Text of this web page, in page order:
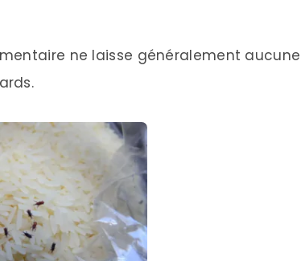
ne laisse généralement aucune